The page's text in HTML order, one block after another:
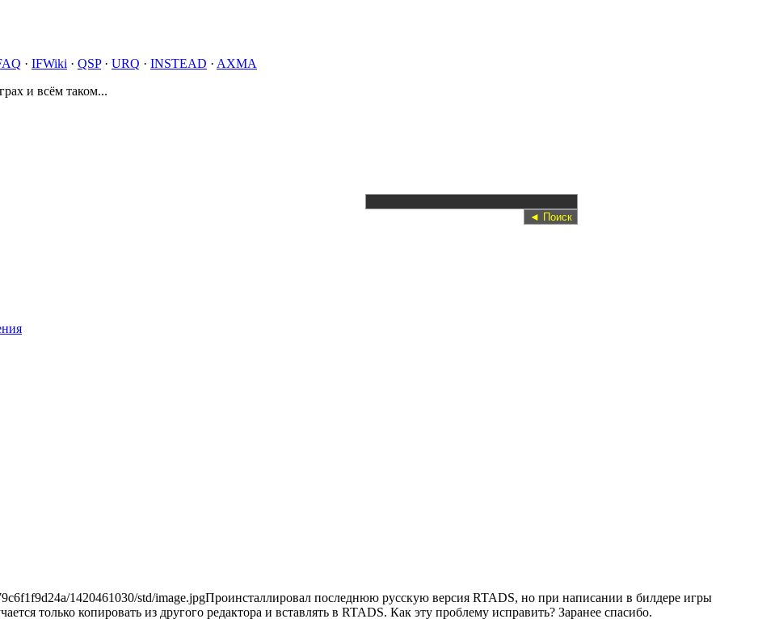
· IFWiki · QSP· URQ · INSTEAD · AXMA
и всём таком...
Проинсталлировал последнюю русскую версия RTADS, но при написании в билдере игры
только копировать из другого редактора и вставлять в RTADS. Как эту проблему исправить? Заранее спасибо.